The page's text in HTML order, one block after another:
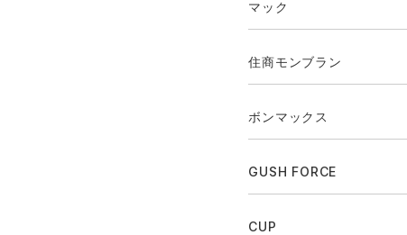
マック
住商モンブラン
ボンマックス
GUSH FORCE
CUP